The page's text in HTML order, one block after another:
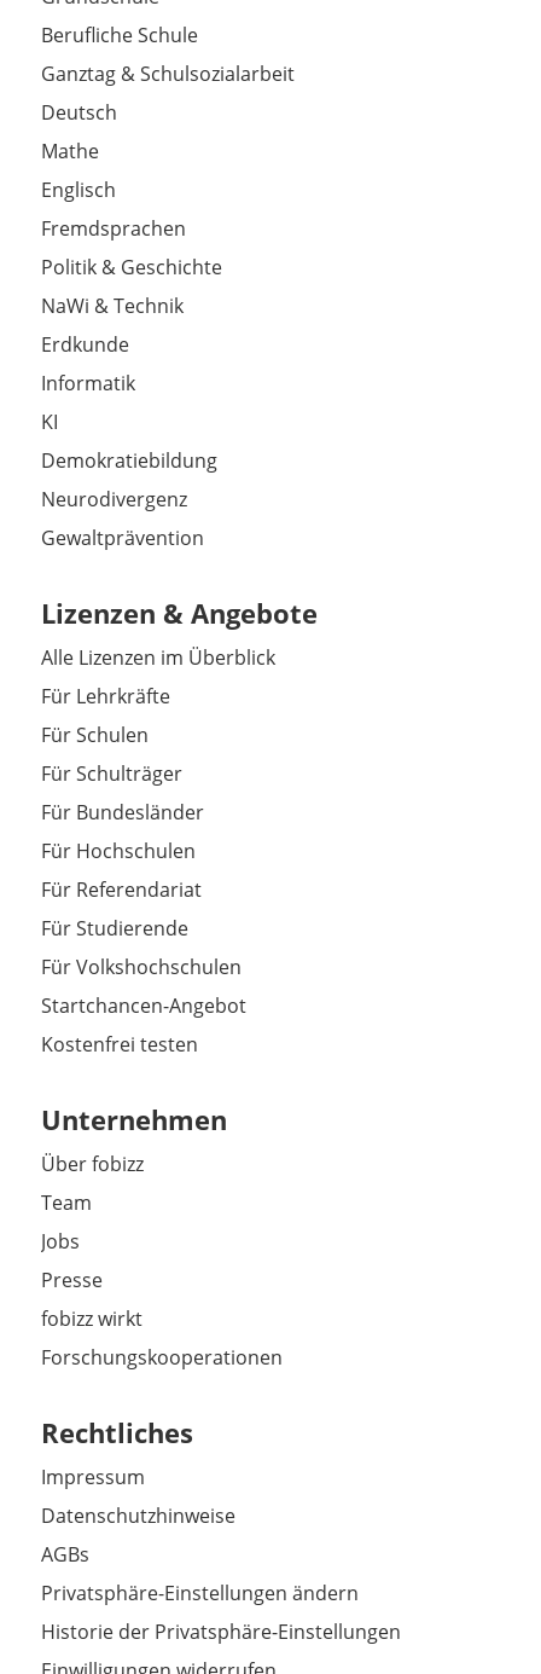
Berufliche Schule
Ganztag & Schulsozialarbeit
Deutsch
Mathe
Englisch
Fremdsprachen
Politik & Geschichte
NaWi & Technik
Erdkunde
Informatik
KI
Demokratiebildung
Neurodivergenz
Gewaltprävention
Lizenzen & Angebote
Alle Lizenzen im Überblick
Für Lehrkräfte
Für Schulen
Für Schulträger
Für Bundesländer
Für Hochschulen
Für Referendariat
Für Studierende
Für Volkshochschulen
Startchancen-Angebot
Kostenfrei testen
Unternehmen
Über fobizz
Team
Jobs
Presse
fobizz wirkt
Forschungskooperationen
Rechtliches
Impressum
Datenschutzhinweise
AGBs
Privatsphäre-Einstellungen ändern
Historie der Privatsphäre-Einstellungen